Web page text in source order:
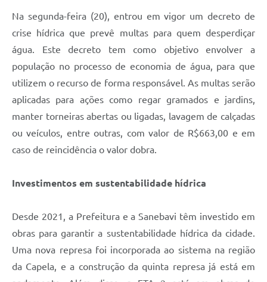
Na segunda-feira (20), entrou em vigor um decreto de
crise hídrica que prevê multas para quem desperdiçar
água. Este decreto tem como objetivo envolver a
população no processo de economia de água, para que
utilizem o recurso de forma responsável. As multas serão
aplicadas para ações como regar gramados e jardins,
manter torneiras abertas ou ligadas, lavagem de calçadas
ou veículos, entre outras, com valor de R$663,00 e em
caso de reincidência o valor dobra.
Investimentos em sustentabilidade hídrica
Desde 2021, a Prefeitura e a Sanebavi têm investido em
obras para garantir a sustentabilidade hídrica da cidade.
Uma nova represa foi incorporada ao sistema na região
da Capela, e a construção da quinta represa já está em